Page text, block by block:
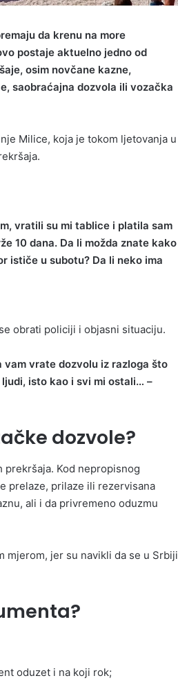
da krenu na more
postaje aktuelno jedno od
osim novčane kazne,
saobraćajna dozvola ili vozačka
Milice, koja je tokom ljetovanja u
vratili su mi tablice i platila sam
10 dana. Da li možda znate kako
ističe u subotu? Da li neko ima
obrati policiji i objasni situaciju.
vam vrate dozvolu iz razloga što
isto kao i svi mi ostali… –
dozvole?
prekršaja. Kod nepropisnog
prelaze, prilaze ili rezervisana
ali i da privremeno oduzmu
mjerom, jer su navikli da se u Srbiji
oduzet i na koji rok;